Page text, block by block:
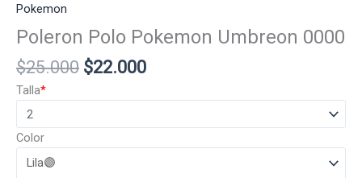
Pokemon
Poleron Polo Pokemon Umbreon 0000
$25.000 El
original
era:
$25.000.
$22.000El
actual
es:
$22.000.
*
Talla
Color